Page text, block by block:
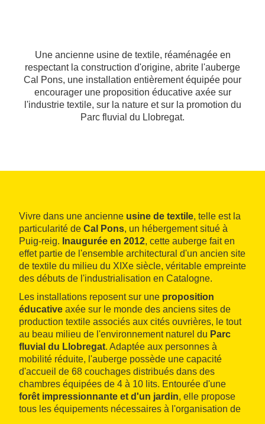
Une ancienne usine de textile, réaménagée en
respectant la construction d'origine, abrite l'auberge
Cal Pons, une installation entièrement équipée pour
encourager une proposition éducative axée sur
l'industrie textile, sur la nature et sur la promotion du
Parc fluvial du Llobregat.
Vivre dans une ancienne usine de textile, telle est la
particularité de Cal Pons, un hébergement situé à
Puig-reig. Inaugurée en 2012, cette auberge fait en
effet partie de l'ensemble architectural d'un ancien site
de textile du milieu du XIXe siècle, véritable empreinte
des débuts de l'industrialisation en Catalogne.
Les installations reposent sur une proposition
éducative axée sur le monde des anciens sites de
production textile associés aux cités ouvrières, le tout
au beau milieu de l'environnement naturel du Parc
fluvial du Llobregat. Adaptée aux personnes à
mobilité réduite, l'auberge possède une capacité
d'accueil de 68 couchages distribués dans des
chambres équipées de 4 à 10 lits. Entourée d'une
forêt impressionnante et d'un jardin, elle propose
tous les équipements nécessaires à l'organisation de